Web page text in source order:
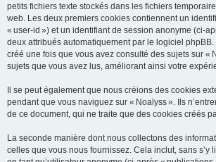
petits fichiers texte stockés dans les fichiers
web. Les deux premiers cookies contiennent un
« user-id ») et un identifiant de session anonyme (ci-
deux attribués automatiquement par le logiciel
créé une fois que vous avez consulté des sujets sur «
sujets que vous avez lus, améliorant ainsi votre
Il se peut également que nous créions des cookies
pendant que vous naviguez sur « Noalyss ». Ils
de ce document, qui ne traite que des cookies créés
La seconde manière dont nous collectons des
celles que vous nous fournissez. Cela inclut, sans s’y